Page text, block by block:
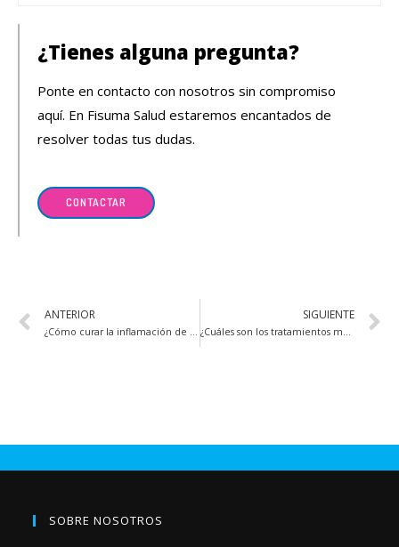
¿Tienes alguna pregunta?
Ponte en contacto con nosotros sin compromiso
aquí. En Fisuma Salud estaremos encantados de
resolver todas tus dudas.
CONTACTAR
ANTERIOR
¿Cómo curar la inflamación de un tendón en la mano?
SIGUIENTE
¿Cuáles son los tratamientos más efectivos para la dislocación del hombro?
SOBRE NOSOTROS